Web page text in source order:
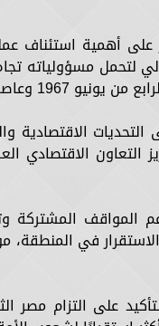
أهمية استئناف
لتحمل
القدس الشرقية.
الاقتصادية
التعاون الاقتصادي
المشتركة
في المنطقة،
على التزام